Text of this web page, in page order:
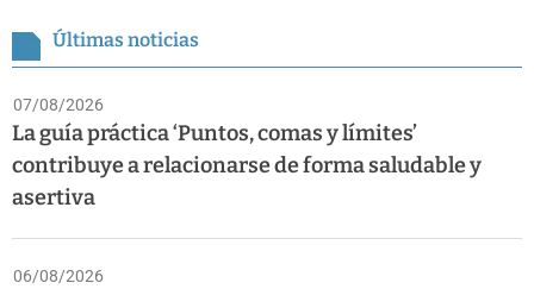
Últimas noticias
07/08/2026
La guía práctica ‘Puntos, comas y límites’
contribuye a relacionarse de forma saludable y
asertiva
06/08/2026